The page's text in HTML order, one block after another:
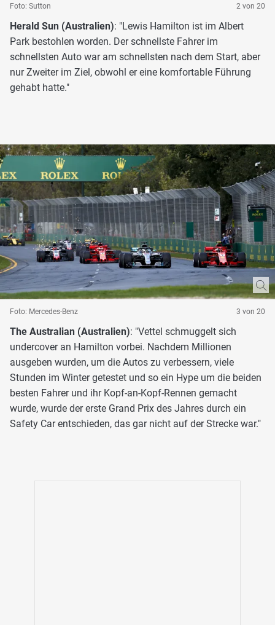
Foto: Sutton 2 von 20
Herald Sun (Australien): "Lewis Hamilton ist im Albert
Park bestohlen worden. Der schnellste Fahrer im
schnellsten Auto war am schnellsten nach dem Start, aber
nur Zweiter im Ziel, obwohl er eine komfortable Führung
gehabt hatte."
Foto: Mercedes-Benz 3 von 20
The Australian (Australien): "Vettel schmuggelt sich
undercover an Hamilton vorbei. Nachdem Millionen
ausgeben wurden, um die Autos zu verbessern, viele
Stunden im Winter getestet und so ein Hype um die beiden
besten Fahrer und ihr Kopf-an-Kopf-Rennen gemacht
wurde, wurde der erste Grand Prix des Jahres durch ein
Safety Car entschieden, das gar nicht auf der Strecke war."